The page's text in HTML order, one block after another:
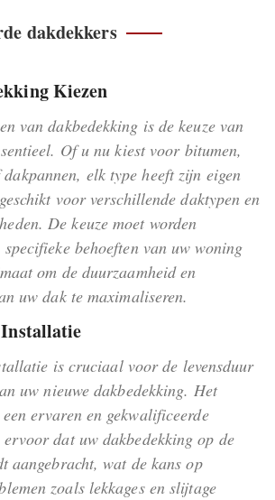
dakdekkers
Kiezen
van dakbedekking is de keuze van
Of u nu kiest voor bitumen,
elk type heeft zijn eigen
voor verschillende daktypen en
De keuze moet worden
specifieke behoeften van uw woning
om de duurzaamheid en
uw dak te maximaliseren.
is cruciaal voor de levensduur
uw nieuwe dakbedekking. Het
ervaren en gekwalificeerde
dat uw dakbedekking op de
aangebracht, wat de kans op
zoals lekkages en slijtage